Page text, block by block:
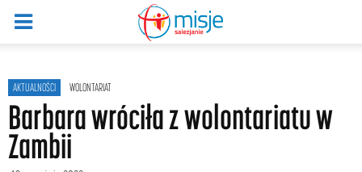
AKTUALNOŚCI WOLONTARIAT
Barbara wróciła z wolontariatu w
Zambii